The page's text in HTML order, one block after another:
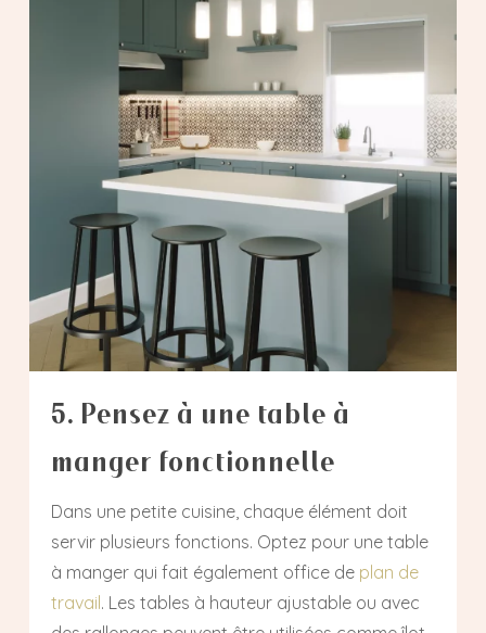
5. Pensez à une table à
manger fonctionnelle
Dans une petite cuisine, chaque élément doit
servir plusieurs fonctions. Optez pour une table
à manger qui fait également office de plan de
travail. Les tables à hauteur ajustable ou avec